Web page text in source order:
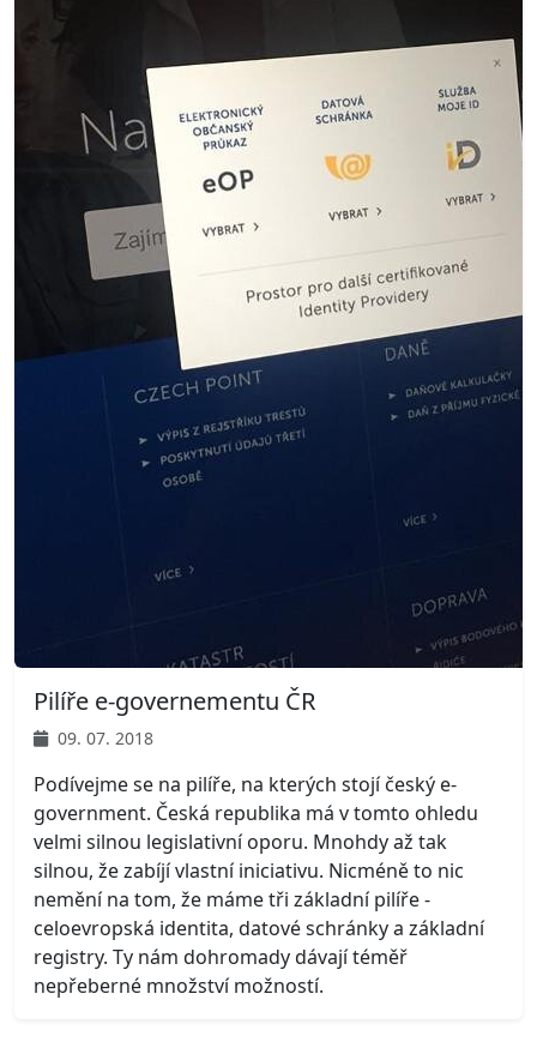
Pilíře e-governementu ČR
09. 07. 2018
Podívejme se na pilíře, na kterých stojí český e-
government. Česká republika má v tomto ohledu
velmi silnou legislativní oporu. Mnohdy až tak
silnou, že zabíjí vlastní iniciativu. Nicméně to nic
nemění na tom, že máme tři základní pilíře -
celoevropská identita, datové schránky a základní
registry. Ty nám dohromady dávají téměř
nepřeberné množství možností.